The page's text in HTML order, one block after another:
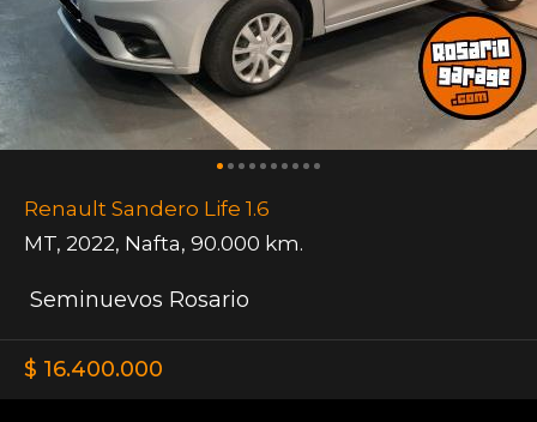
Renault Sandero Life 1.6
MT, 2022, Nafta, 90.000 km.
Seminuevos Rosario
$ 16.400.000